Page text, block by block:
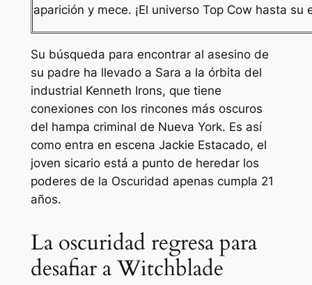
aparición y mece. ¡El universo Top Cow hasta su
Su búsqueda para encontrar al asesino de
su padre ha llevado a Sara a la órbita del
industrial Kenneth Irons, que tiene
conexiones con los rincones más oscuros
del hampa criminal de Nueva York. Es así
como entra en escena Jackie Estacado, el
joven sicario está a punto de heredar los
poderes de la Oscuridad apenas cumpla 21
años.
La oscuridad regresa para
desafiar a Witchblade